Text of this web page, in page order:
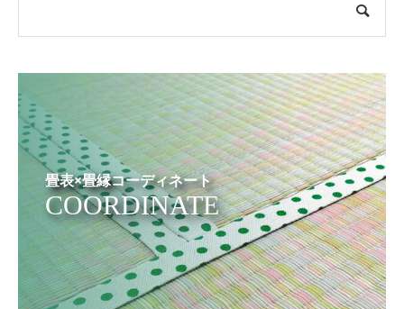
畳表×畳縁コーディネート
COORDINATE